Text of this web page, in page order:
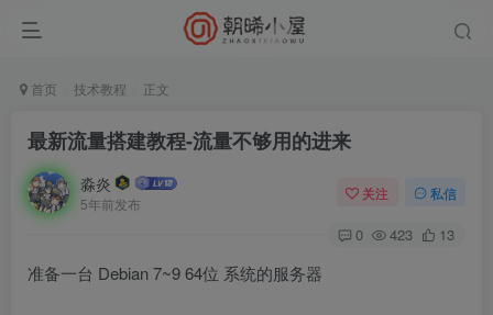
首页 技术教程 正文
最新流量搭建教程-流量不够用的进来
淼炎
5年前发布
关注 私信
0 423 13
准备一台 Debian 7~9 64位 系统的服务器